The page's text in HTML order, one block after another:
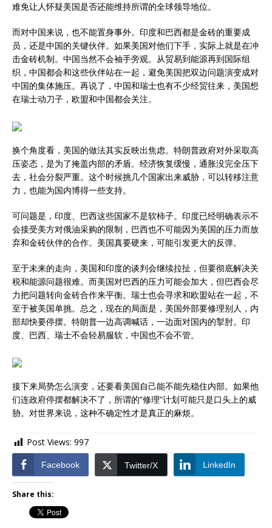
难免让人怀疑美国是否还能维持所谓的全球领导地位。
而对中国来说，也不能置身事外。印度和巴西都是金砖的重要成
员，还是中国的关键伙伴。如果美国对他们下手，实际上就是在冲
击金砖机制。中国当然不会袖手旁观。从贸易到能源再到国际组
织，中国都会和这些伙伴站在一起，避免美国把双边问题演变成对
中国的集体施压。再说了，中国和瑞士也有不少经贸往来，美国想
在瑞士动刀子，欧盟和中国都会关注。
换个角度看，美国的做法其实反映出焦虑。特朗普政府对外采取高
压姿态，是为了掩盖内部的矛盾。经济恢复缓慢，通胀没完全压下
去，社会分裂严重。这个时候挑几个国家出来威胁，可以转移注意
力，也能为国内博得一些支持。
可问题是，印度、巴西这些国家不是软柿子。印度已经明确表示不
会接受美方对俄油采购的限制，巴西也不可能因为美国的压力而放
弃和金砖伙伴的合作。美国真要硬来，可能引发更大的反弹。
至于未来的走向，美国和印度的谈判会继续拉扯，但要彻底解决关
税和能源问题很难。而美国对巴西的压力可能会加大，但巴西会尽
力把问题转向金砖合作来平衡。瑞士也会寻求和欧盟站在一起，不
至于被美国单挑。总之，现在的局面是，美国外部要修理别人，内
部却快要停摆。特朗普一边高调喊话，一边面对国内的掣肘。印
度、巴西、瑞士不会轻易服软，中国也不会不管。
接下来局势怎么演变，还要看美国自己能不能先稳住内部。如果他
们连政府停摆都解决不了，所谓的“修理”计划可能只是口头上的威
胁。对世界来说，这种不确定性才是真正的麻烦。
Post Views: 997
Facebook Twitter/X LinkedIn
Share this: